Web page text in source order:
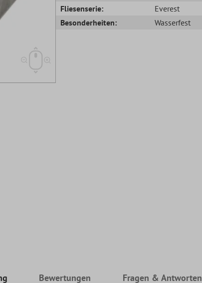
Fliesenserie:
Everest
Besonderheiten:
Wasserfest
Bewertungen Fragen & Antworten